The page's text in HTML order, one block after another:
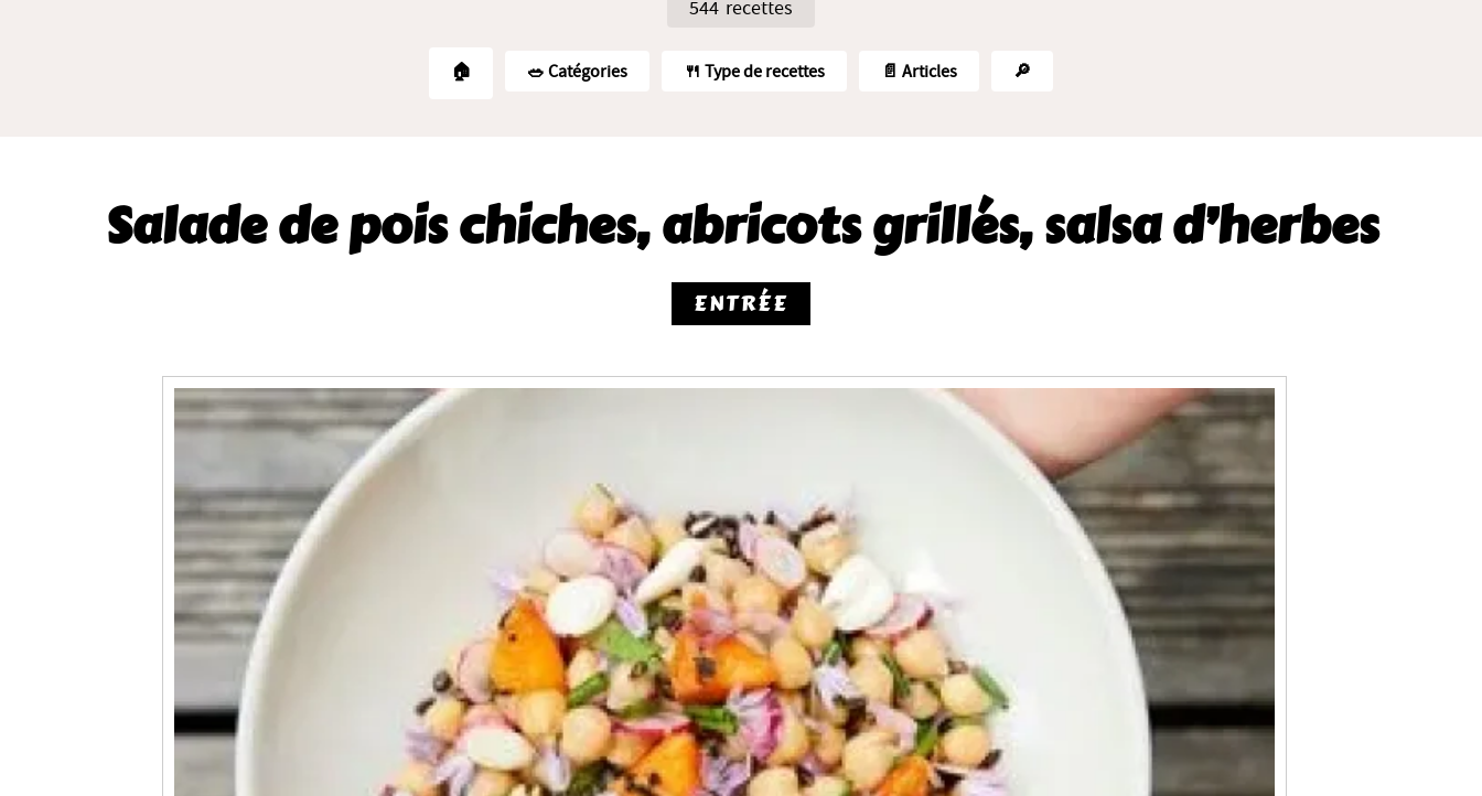
544 recettes
🏠 🥗️ Catégories 🍴 Type de recettes 📄 Articles 🔎
Salade de pois chiches, abricots grillés, salsa d’herbes
ENTRÉE